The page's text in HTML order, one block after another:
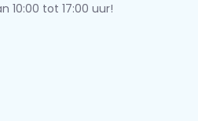
10:00 tot 17:00 uur!